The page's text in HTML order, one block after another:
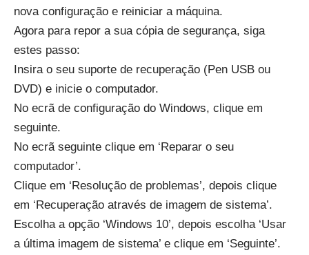
nova configuração e reiniciar a máquina.
Agora para repor a sua cópia de segurança, siga
estes passo:
Insira o seu suporte de recuperação (Pen USB ou
DVD) e inicie o computador.
No ecrã de configuração do Windows, clique em
seguinte.
No ecrã seguinte clique em ‘Reparar o seu
computador’.
Clique em ‘Resolução de problemas’, depois clique
em ‘Recuperação através de imagem de sistema’.
Escolha a opção ‘Windows 10’, depois escolha ‘Usar
a última imagem de sistema’ e clique em ‘Seguinte’.